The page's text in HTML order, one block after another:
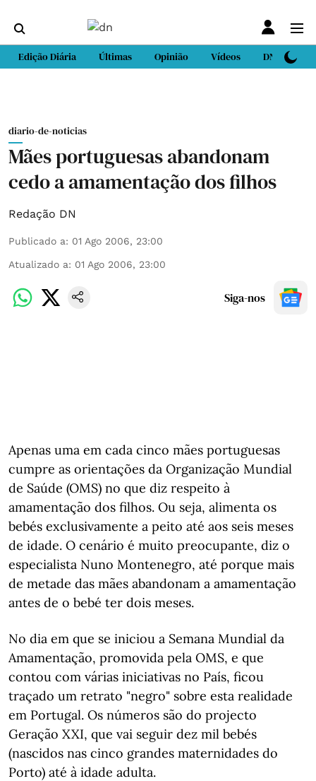
Edição Diária Últimas Opinião Vídeos DN Sport
diario-de-noticias
Mães portuguesas abandonam
cedo a amamentação dos filhos
Redação DN
Publicado a: 01 Ago 2006, 23:00
Atualizado a: 01 Ago 2006, 23:00
Siga-nos
Apenas uma em cada cinco mães portuguesas
cumpre as orientações da Organização Mundial
de Saúde (OMS) no que diz respeito à
amamentação dos filhos. Ou seja, alimenta os
bebés exclusivamente a peito até aos seis meses
de idade. O cenário é muito preocupante, diz o
especialista Nuno Montenegro, até porque mais
de metade das mães abandonam a amamentação
antes de o bebé ter dois meses.
No dia em que se iniciou a Semana Mundial da
Amamentação, promovida pela OMS, e que
contou com várias iniciativas no País, ficou
traçado um retrato "negro" sobre esta realidade
em Portugal. Os números são do projecto
Geração XXI, que vai seguir dez mil bebés
(nascidos nas cinco grandes maternidades do
Porto) até à idade adulta.